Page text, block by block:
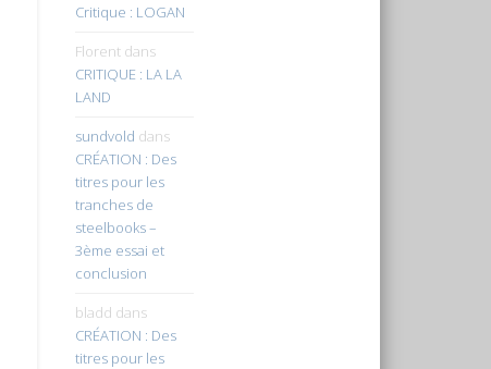
Critique : LOGAN
Florentdans
CRITIQUE : LA LA
LAND
sundvold dans
CRÉATION : Des
titres pour les
tranches de
steelbooks –
3ème essai et
conclusion
bladd dans
CRÉATION : Des
titres pour les